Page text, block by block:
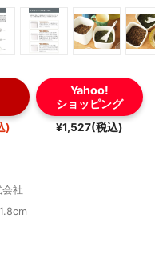
)
Yahoo!
ショッピング
¥1,527(税込)
社